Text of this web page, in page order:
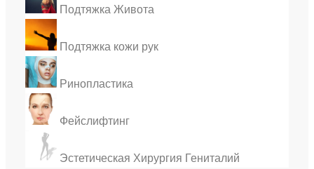
Подтяжка Живота
Подтяжка кожи рук
Ринопластика
Фейслифтинг
Эстетическая Хирургия Гениталий